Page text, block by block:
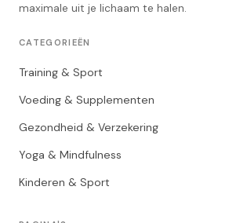
maximale uit je lichaam te halen.
CATEGORIEËN
Training & Sport
Voeding & Supplementen
Gezondheid & Verzekering
Yoga & Mindfulness
Kinderen & Sport